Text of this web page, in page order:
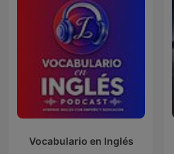
Vocabulario en Inglés